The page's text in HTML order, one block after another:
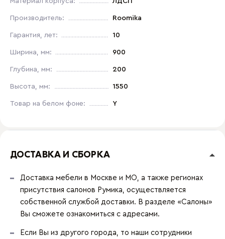
Производитель: Roomika
Гарантия, лет: 10
Ширина, мм: 900
Глубина, мм: 200
Высота, мм: 1550
Товар на белом фоне: Y
ДОСТАВКА И СБОРКА
Доставка мебели в Москве и МО, а также регионах
присутствия салонов Румика, осуществляется
собственной службой доставки. В разделе «Салоны»
Вы сможете ознакомиться с адресами.
Если Вы из другого города, то наши сотрудники